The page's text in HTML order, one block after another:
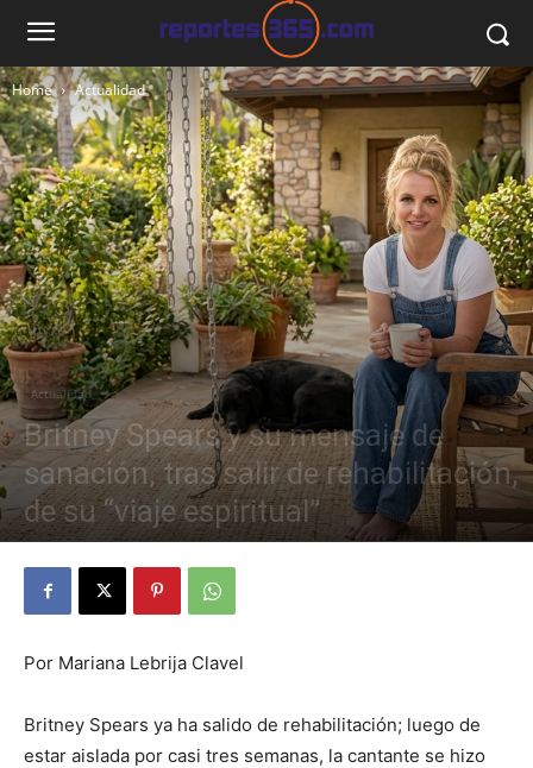
Home Actualidad
Actualidad
Britney Spears y su mensaje de
sanación, tras salir de rehabilitación,
de su “viaje espiritual”
By Julio Valdez - mayo 11, 2026 20
Por Mariana Lebrija Clavel
Britney Spears ya ha salido de rehabilitación; luego de
estar aislada por casi tres semanas, la cantante se hizo